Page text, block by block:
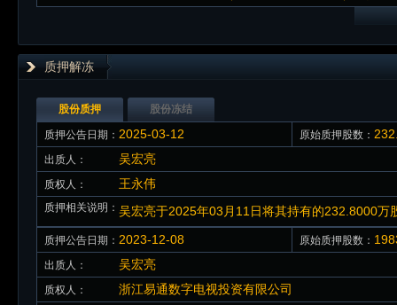
质押解冻
股份质押 股份冻结
质押公告日期： 2025-03-12 原始质押股数：
出质人： 吴宏亮
质权人： 王永伟
质押相关说明： 吴宏亮于2025年03月11日将其持有的232.8000万
质押公告日期： 2023-12-08 原始质押股数：
出质人： 吴宏亮
质权人： 浙江易通数字电视投资有限公司